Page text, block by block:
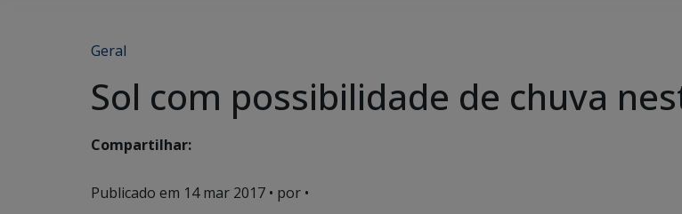
Geral
Sol com possibilidade de chuva
Compartilhar:
Publicado em 14 mar 2017 • por •